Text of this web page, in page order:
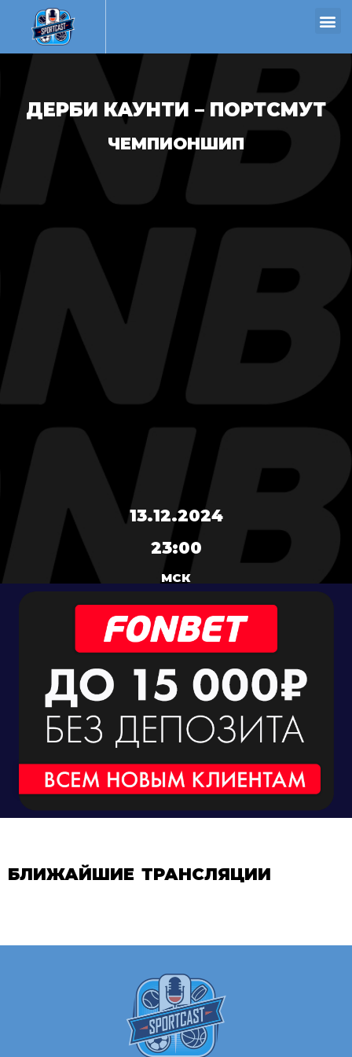
ДЕРБИ КАУНТИ – ПОРТСМУТ
ЧЕМПИОНШИП
13.12.2024
23:00
МСК
БЛИЖАЙШИЕ ТРАНСЛЯЦИИ